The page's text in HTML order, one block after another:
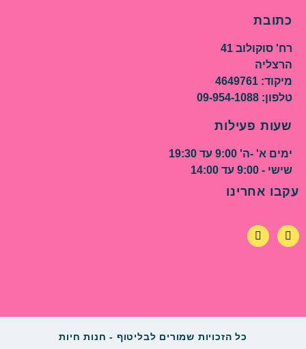
כתובת
רח' סוקולוב 41
הרצליה
מיקוד: 4649761
טלפון: 09-954-1088
שעות פעילות
ימים א' -ה' 9:00 עד 19:30
שישי - 9:00 עד 14:00
עקבו אחרינו
כל הזכויות שמורים לבליטוף - חנות חיות